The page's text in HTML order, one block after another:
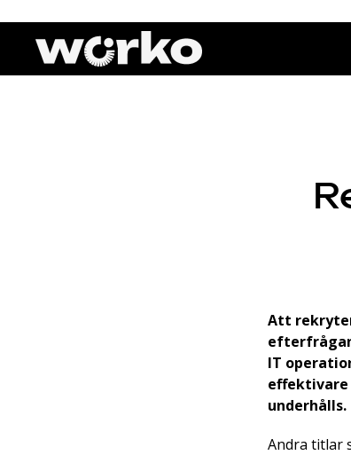
Att
IT
effektivare
underhålls.
Andra titlar